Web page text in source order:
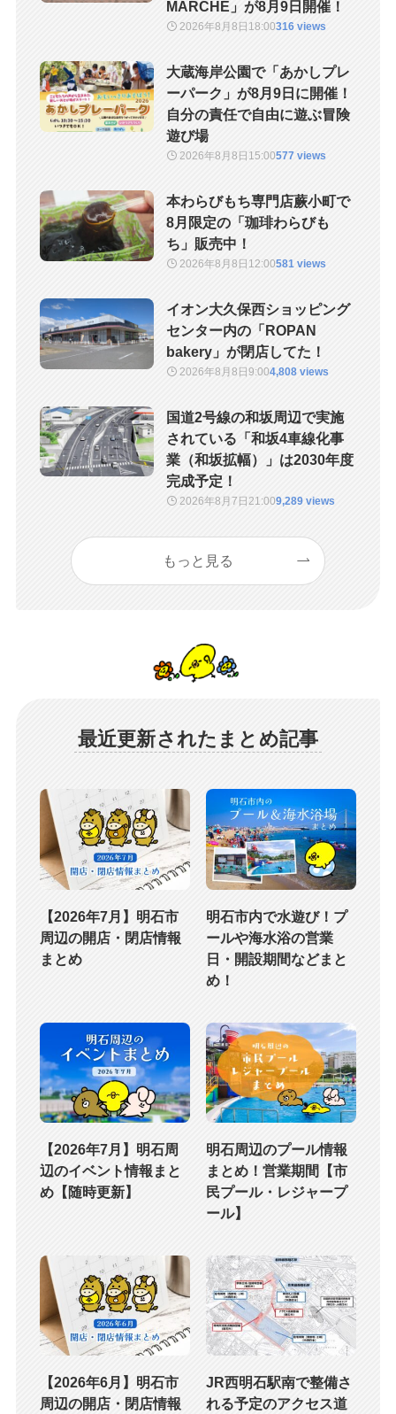
MARCHE」が8月9日開催！
2026年8月8日 18:00316 views
大蔵海岸公園で「あかしプレ
ーパーク」が8月9日に開催！
自分の責任で自由に遊ぶ冒険
遊び場
2026年8月8日 15:00577 views
本わらびもち専門店蕨小町で
8月限定の「珈琲わらびも
ち」販売中！
2026年8月8日 12:00581 views
イオン大久保西ショッピング
センター内の「ROPAN
bakery」が閉店してた！
2026年8月8日9:004,808 views
国道2号線の和坂周辺で実施
されている「和坂4車線化事
業（和坂拡幅）」は2030年度
完成予定！
2026年8月7日 21:009,289 views
もっと見る
最近更新されたまとめ記事
【2026年7月】明石市
周辺の開店・閉店情報
まとめ
明石市内で水遊び！プ
ールや海水浴の営業
日・開設期間などまと
め！
【2026年7月】明石周
辺のイベント情報まと
め【随時更新】
明石周辺のプール情報
まとめ！営業期間【市
民プール・レジャープ
ール】
【2026年6月】明石市
周辺の開店・閉店情報
JR西明石駅南で整備さ
れる予定のアクセス道